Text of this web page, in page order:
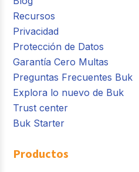
Recursos
Privacidad
Protección de Datos
Garantía Cero Multas
Preguntas Frecuentes Buk
Explora lo nuevo de Buk
Trust center
Buk Starter
Productos